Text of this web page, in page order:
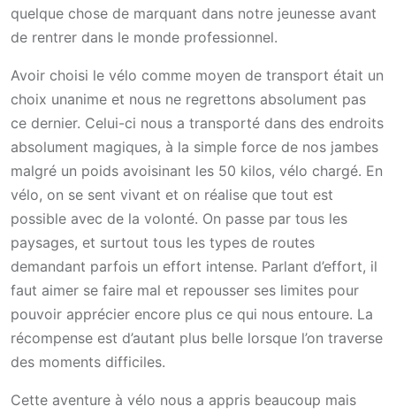
quelque chose de marquant dans notre jeunesse avant
de rentrer dans le monde professionnel.
Avoir choisi le vélo comme moyen de transport était un
choix unanime et nous ne regrettons absolument pas
ce dernier. Celui-ci nous a transporté dans des endroits
absolument magiques, à la simple force de nos jambes
malgré un poids avoisinant les 50 kilos, vélo chargé. En
vélo, on se sent vivant et on réalise que tout est
possible avec de la volonté. On passe par tous les
paysages, et surtout tous les types de routes
demandant parfois un effort intense. Parlant d’effort, il
faut aimer se faire mal et repousser ses limites pour
pouvoir apprécier encore plus ce qui nous entoure. La
récompense est d’autant plus belle lorsque l’on traverse
des moments difficiles.
Cette aventure à vélo nous a appris beaucoup mais